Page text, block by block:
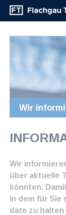
Wir
Wir
über aktuelle
könnten.
in dem für Sie
date zu